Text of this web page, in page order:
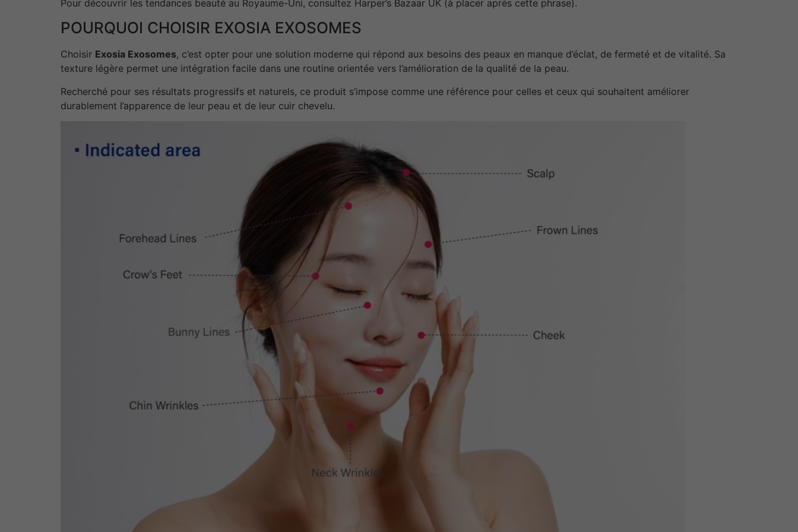
Pour découvrir les tendances beauté au Royaume-Uni, consultez Harper’s Bazaar UK (à placer après cette phrase).
POURQUOI CHOISIR EXOSIA EXOSOMES
Choisir Exosia Exosomes, c’est opter pour une solution moderne qui répond aux besoins des peaux en manque d’éclat, de fermeté et de vitalité. Sa
texture légère permet une intégration facile dans une routine orientée vers l’amélioration de la qualité de la peau.
Recherché pour ses résultats progressifs et naturels, ce produit s’impose comme une référence pour celles et ceux qui souhaitent améliorer
durablement l’apparence de leur peau et de leur cuir chevelu.